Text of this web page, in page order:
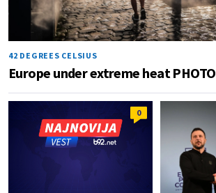
42 DEGREES CELSIUS
Europe under extreme heat PHOTO
0